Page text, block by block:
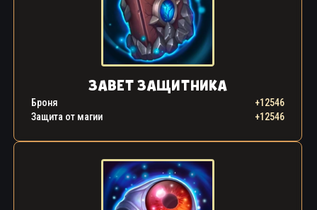
ЗАВЕТ ЗАЩИТНИКА
Броня
+12546
Защита от магии
+12546